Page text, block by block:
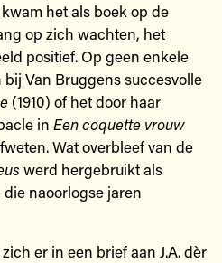
het als boek op de
op zich wachten, het
positief. Op geen enkele
Van Bruggens succesvolle
(1910) of het door haar
in Een coquette vrouw
Wat overbleef van de
werd hergebruikt als
naoorlogse jaren
er in een brief aan J.A. dèr